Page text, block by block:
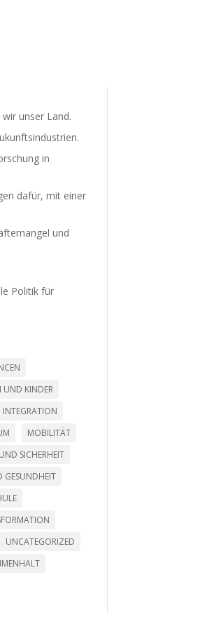
unser Land.
in
dafür, mit einer
und
Politik für
UND KINDER
INTEGRATION
MOBILITÄT
SICHERHEIT
GESUNDHEIT
UNCATEGORIZED